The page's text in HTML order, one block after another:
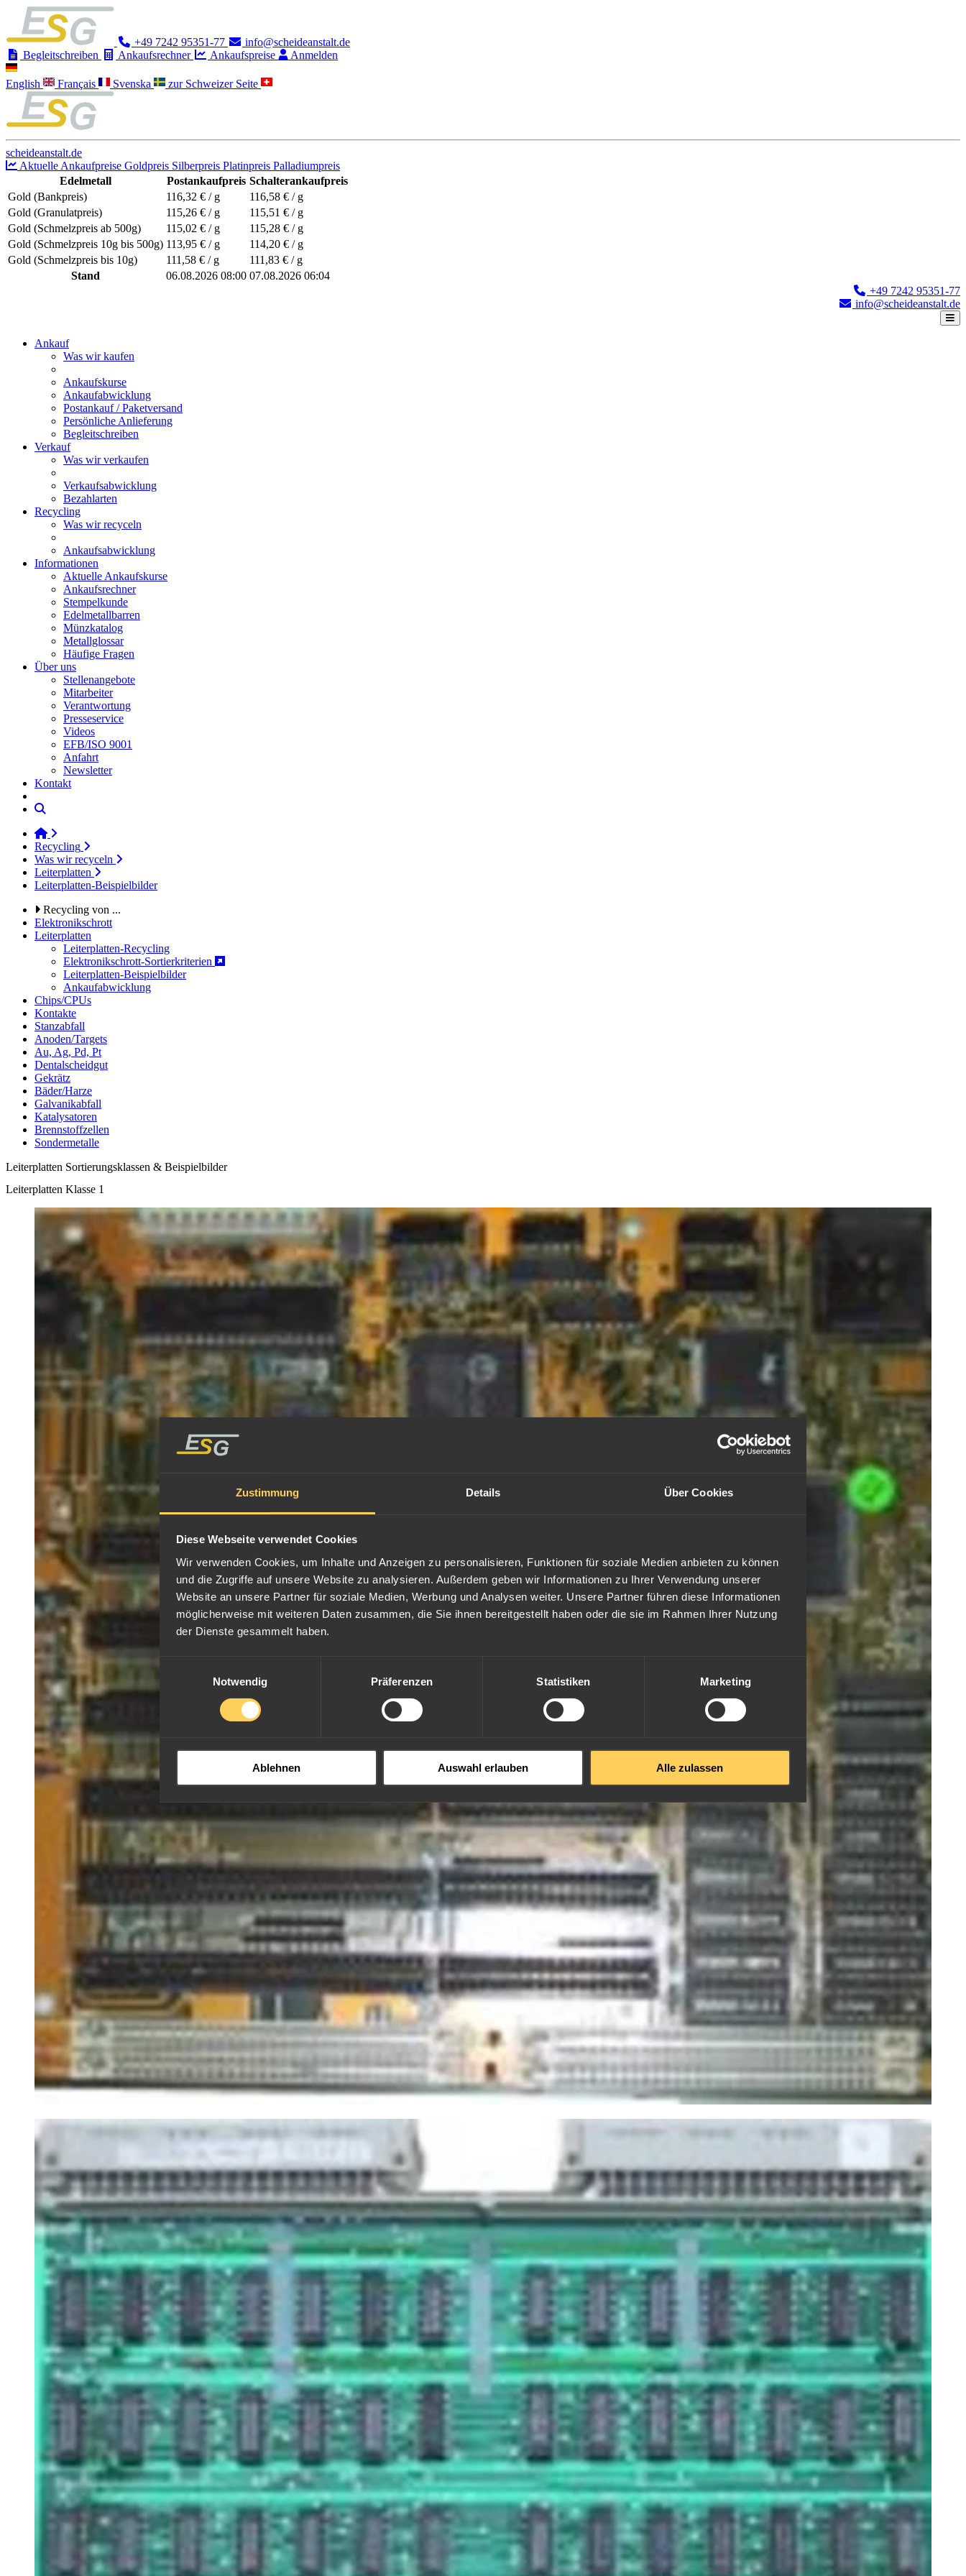
Zustimmung Details Über Cookies
Diese Webseite verwendet Cookies
Wir verwenden Cookies, um Inhalte und Anzeigen zu personalisieren, Funktionen für soziale Medien anbieten zu können
und die Zugriffe auf unsere Website zu analysieren. Außerdem geben wir Informationen zu Ihrer Verwendung unserer
Website an unsere Partner für soziale Medien, Werbung und Analysen weiter. Unsere Partner führen diese Informationen
möglicherweise mit weiteren Daten zusammen, die Sie ihnen bereitgestellt haben oder die sie im Rahmen Ihrer Nutzung
der Dienste gesammelt haben.
Notwendig
Präferenzen Statistiken Marketing
Ablehnen Auswahl erlauben Alle zulassen
+49 7242 95351-77
info@scheideanstalt.de
Begleitschreiben
Ankaufsrechner Ankaufspreise Anmelden
English Français Svenska zur Schweizer Seite
scheideanstalt.de
Aktuelle Ankaufpreise Goldpreis Silberpreis Platinpreis Palladiumpreis
Edelmetall
Postankaufpreis Schalterankaufpreis
Gold (Bankpreis)
116,32 € / g 116,58 € / g
Gold (Granulatpreis)
115,26 € / g 115,51 € / g
Gold (Schmelzpreis ab 500g)
115,02 € / g 115,28 € / g
Gold (Schmelzpreis 10g bis 500g) 113,95 € / g 114,20 € / g
Gold (Schmelzpreis bis 10g)
111,58 € / g 111,83 € / g
Stand
06.08.2026 08:00 07.08.2026 06:04
+49 7242 95351-77
info@scheideanstalt.de
Ankauf
Was wir kaufen
Ankaufskurse
Ankaufabwicklung
Postankauf / Paketversand
Persönliche Anlieferung
Begleitschreiben
Verkauf
Was wir verkaufen
Verkaufsabwicklung
Bezahlarten
Recycling
Was wir recyceln
Ankaufsabwicklung
Informationen
Aktuelle Ankaufskurse
Ankaufsrechner
Stempelkunde
Edelmetallbarren
Münzkatalog
Metallglossar
Häufige Fragen
Über uns
Stellenangebote
Mitarbeiter
Verantwortung
Presseservice
Videos
EFB/ISO 9001
Anfahrt
Newsletter
Kontakt
Recycling
Was wir recyceln
Leiterplatten
Leiterplatten-Beispielbilder
Recycling von ...
Elektronikschrott
Leiterplatten
Leiterplatten-Recycling
Elektronikschrott-Sortierkriterien
Leiterplatten-Beispielbilder
Ankaufabwicklung
Chips/CPUs
Kontakte
Stanzabfall
Anoden/Targets
Au, Ag, Pd, Pt
Dentalscheidgut
Gekrätz
Bäder/Harze
Galvanikabfall
Katalysatoren
Brennstoffzellen
Sondermetalle
Leiterplatten Sortierungsklassen & Beispielbilder
Leiterplatten Klasse 1